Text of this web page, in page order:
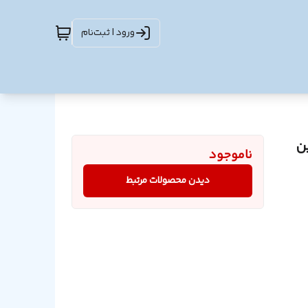
ورود | ثبت‌نام
ناموجود
دیدن محصولات مرتبط